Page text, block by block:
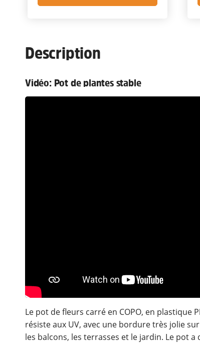
Description
Vidéo:Pot de plantes stable
Le pot de fleurs carré en COPO, en plastique
résiste aux UV, avec une bordure très jolie
les balcons, les terrasses et le jardin. Le pot